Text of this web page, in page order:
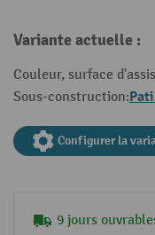
Variante actuelle :
Couleur, surface
Sous-construction:
Configurer la
9 jours